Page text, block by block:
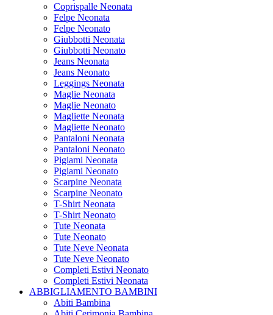
Coprispalle Neonata
Felpe Neonata
Felpe Neonato
Giubbotti Neonata
Giubbotti Neonato
Jeans Neonata
Jeans Neonato
Leggings Neonata
Maglie Neonata
Maglie Neonato
Magliette Neonata
Magliette Neonato
Pantaloni Neonata
Pantaloni Neonato
Pigiami Neonata
Pigiami Neonato
Scarpine Neonata
Scarpine Neonato
T-Shirt Neonata
T-Shirt Neonato
Tute Neonata
Tute Neonato
Tute Neve Neonata
Tute Neve Neonato
Completi Estivi Neonato
Completi Estivi Neonata
ABBIGLIAMENTO BAMBINI
Abiti Bambina